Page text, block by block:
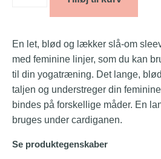
En let, blød og lækker slå-om
med feminine linjer, som du kan
til din yogatræning. Det lange,
taljen og understreger din
bindes på forskellige måder. En
bruges under cardiganen.
Se produktegenskaber